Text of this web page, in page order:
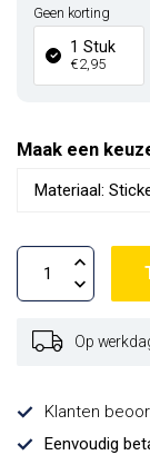
Geen korting
1 Stuk
€2,95
Maak een
Op
Klanten
Eenvoudig